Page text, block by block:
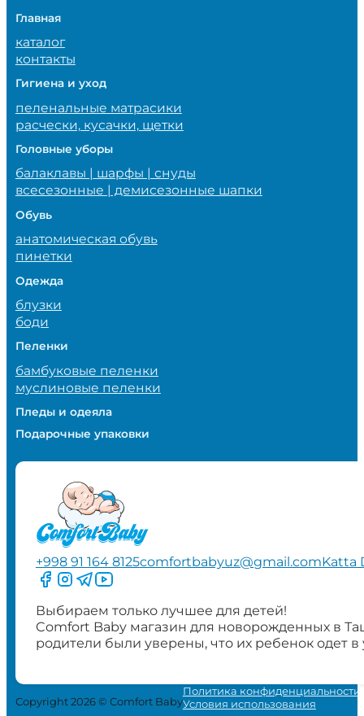
Главная
каталог
контакты
Гигиена и уход
пеленальные матрасики
расчески, кусачки, щетки
Головные уборы
балаклавы | шарфы | снуды
всесезонные | демисезонные шапки
Обувь
анатомическая обувь
пинетки
Одежда
блузки
боди
Пеленки
бамбуковые пеленки
муслиновые пеленки
Пледы и одеяла
Подарочные упаковки
+998 91 164 8125comfortbabyuz@gmail.comKatta
Следите за нами на Facebook
Следите за нами в Instagram
Следите за нами в Telegram
Следите за нами в YouTube
Выбираем только лучшее для детей!
Comfort Baby магазин для новорожденных в
родители были уверены, что их ребенок одет
Copyright 2026 © Comfort Baby
Политика конфиденциальности
Условия использования